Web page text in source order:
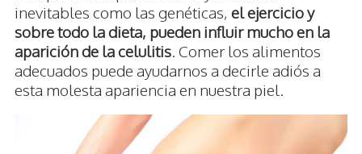
inevitables como las genéticas, el ejercicio y
sobre todo la dieta, pueden influir mucho en la
aparición de la celulitis. Comer los alimentos
adecuados puede ayudarnos a decirle adiós a
esta molesta apariencia en nuestra piel.